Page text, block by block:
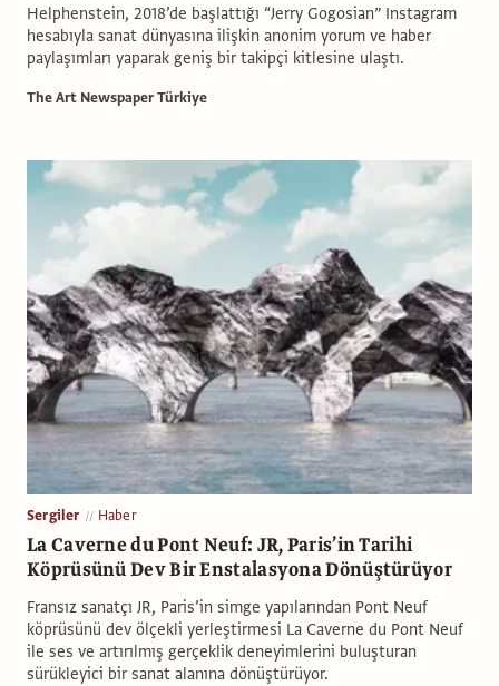
Helphenstein, 2018’de başlattığı “Jerry Gogosian” Instagram
hesabıyla sanat dünyasına ilişkin anonim yorum ve haber
paylaşımları yaparak geniş bir takipçi kitlesine ulaştı.
The Art Newspaper Türkiye
Sergiler Haber
La Caverne du Pont Neuf: JR, Paris’in Tarihi
Köprüsünü Dev Bir Enstalasyona Dönüştürüyor
Fransız sanatçı JR, Paris’in simge yapılarından Pont Neuf
köprüsünü dev ölçekli yerleştirmesi La Caverne du Pont Neuf
ile ses ve artırılmış gerçeklik deneyimlerini buluşturan
sürükleyici bir sanat alanına dönüştürüyor.